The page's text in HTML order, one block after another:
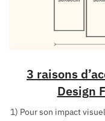
3 raisons
Design
1) Pour son impact